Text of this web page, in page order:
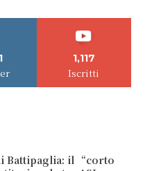
1,117
Iscritti
Battipaglia: il “corto